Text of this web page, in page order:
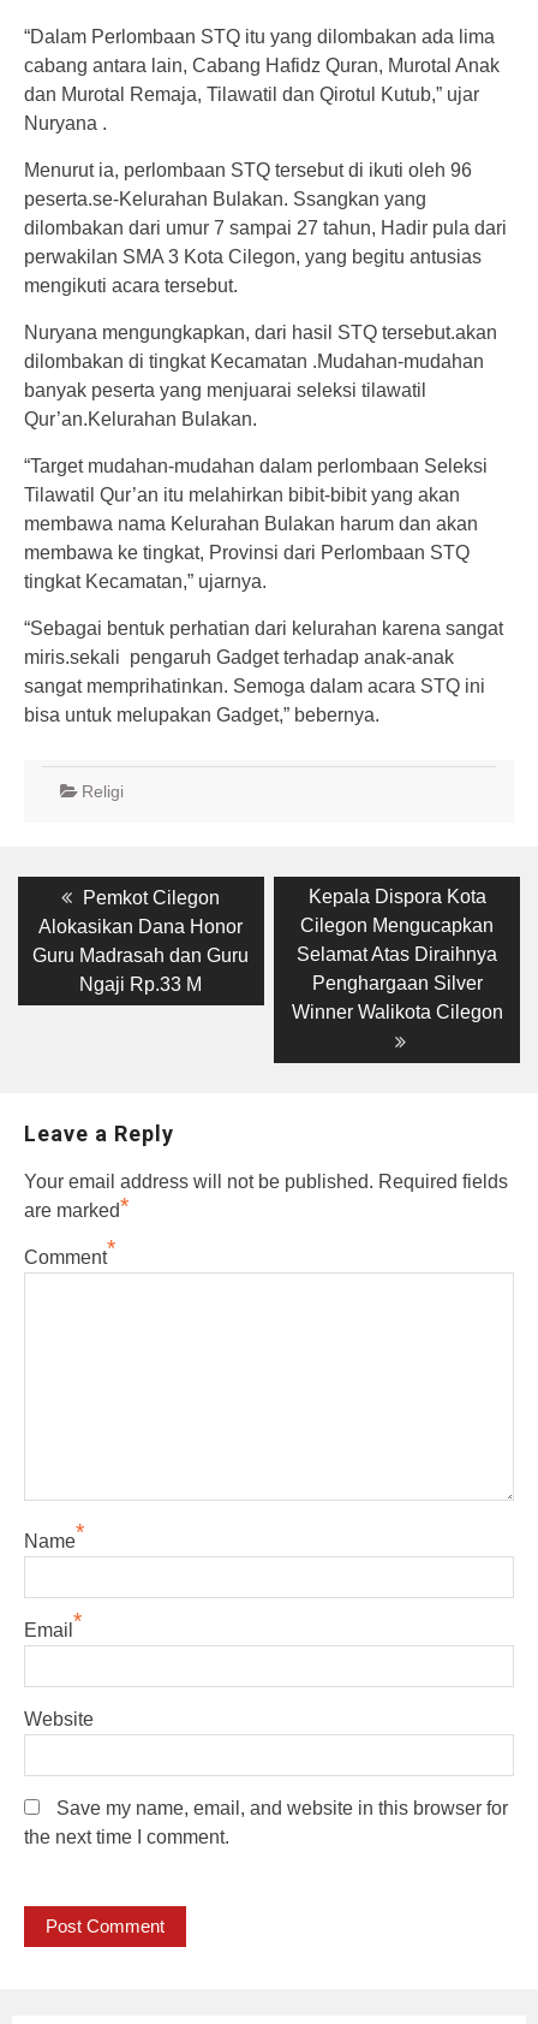
“Dalam Perlombaan STQ itu yang dilombakan ada lima
cabang antara lain, Cabang Hafidz Quran, Murotal Anak
dan Murotal Remaja, Tilawatil dan Qirotul Kutub,” ujar
Nuryana .
Menurut ia, perlombaan STQ tersebut di ikuti oleh 96
peserta.se-Kelurahan Bulakan. Ssangkan yang
dilombakan dari umur 7 sampai 27 tahun, Hadir pula dari
perwakilan SMA 3 Kota Cilegon, yang begitu antusias
mengikuti acara tersebut.
Nuryana mengungkapkan, dari hasil STQ tersebut.akan
dilombakan di tingkat Kecamatan .Mudahan-mudahan
banyak peserta yang menjuarai seleksi tilawatil
Qur’an.Kelurahan Bulakan.
“Target mudahan-mudahan dalam perlombaan Seleksi
Tilawatil Qur’an itu melahirkan bibit-bibit yang akan
membawa nama Kelurahan Bulakan harum dan akan
membawa ke tingkat, Provinsi dari Perlombaan STQ
tingkat Kecamatan,” ujarnya.
“Sebagai bentuk perhatian dari kelurahan karena sangat
miris.sekali pengaruh Gadget terhadap anak-anak
sangat memprihatinkan. Semoga dalam acara STQ ini
bisa untuk melupakan Gadget,” bebernya.
Religi
Post
navigation
Previous
post:
Pemkot Cilegon
Alokasikan Dana Honor
Guru Madrasah dan Guru
Ngaji Rp.33 M
Next
post:
Kepala Dispora Kota
Cilegon Mengucapkan
Selamat Atas Diraihnya
Penghargaan Silver
Winner Walikota Cilegon
Leave a Reply
Your email address will not be published. Required fields
are marked*
Comment*
Name*
Email *
Website
Save my name, email, and website in this browser for
the next time I comment.